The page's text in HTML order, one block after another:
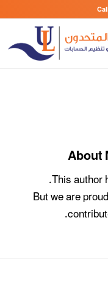
About
This author
But we are